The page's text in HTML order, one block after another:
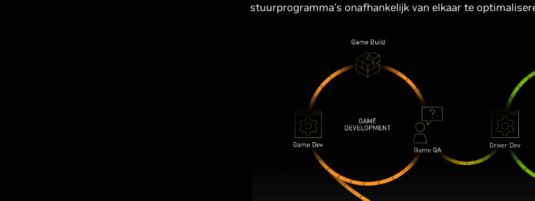
stuurprogramma's onafhankelijk van elkaar te